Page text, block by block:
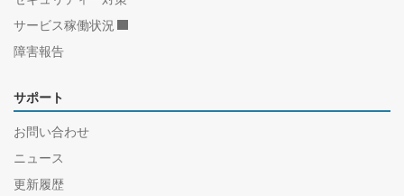
サービス稼働状況
障害報告
サポート
お問い合わせ
ニュース
更新履歴